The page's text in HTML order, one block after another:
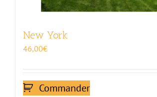
New York
46,00€
Commander